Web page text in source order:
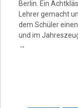
Berlin. Ein
Lehrer gemacht
dem Schüler
und im
→